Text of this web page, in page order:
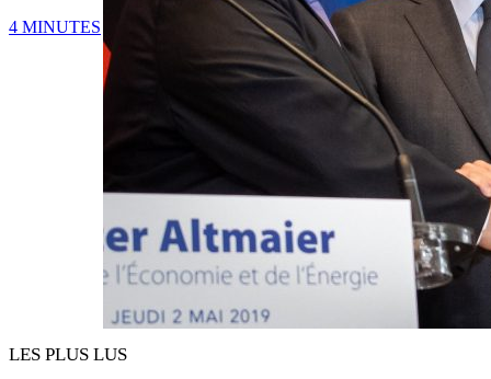
4 MINUTES
LES PLUS LUS